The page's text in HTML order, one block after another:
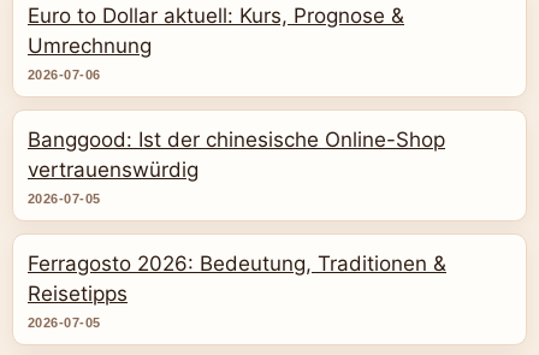
Euro to Dollar aktuell: Kurs, Prognose &
Umrechnung
2026-07-06
Banggood: Ist der chinesische Online-Shop
vertrauenswürdig
2026-07-05
Ferragosto 2026: Bedeutung, Traditionen &
Reisetipps
2026-07-05